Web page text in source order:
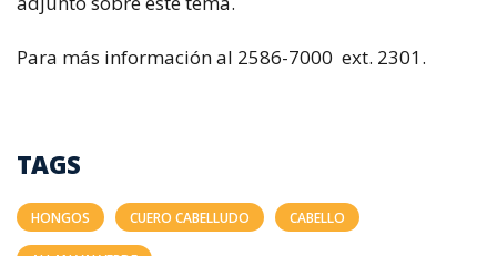
Para más información al 2586-7000 ext. 2301.
TAGS
HONGOS CUERO CABELLUDO CABELLO